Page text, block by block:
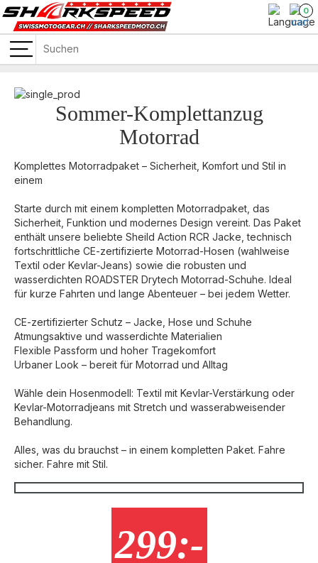
0
Sommer-Komplettanzug
Motorrad
Komplettes Motorradpaket – Sicherheit, Komfort und Stil in
einem
Starte durch mit einem kompletten Motorradpaket, das
Sicherheit, Funktion und modernes Design vereint. Das Paket
enthält unsere beliebte Sheild Action RCR Jacke, technisch
fortschrittliche CE-zertifizierte Motorrad-Hosen (wahlweise
Textil oder Kevlar-Jeans) sowie die robusten und
wasserdichten ROADSTER Drytech Motorrad-Schuhe. Ideal
für kurze Fahrten und lange Abenteuer – bei jedem Wetter.
CE-zertifizierter Schutz – Jacke, Hose und Schuhe
Atmungsaktive und wasserdichte Materialien
Flexible Passform und hoher Tragekomfort
Urbaner Look – bereit für Motorrad und Alltag
Wähle dein Hosenmodell: Textil mit Kevlar-Verstärkung oder
Kevlar-Motorradjeans mit Stretch und wasserabweisender
Behandlung.
Alles, was du brauchst – in einem kompletten Paket. Fahre
sicher. Fahre mit Stil.
299:-